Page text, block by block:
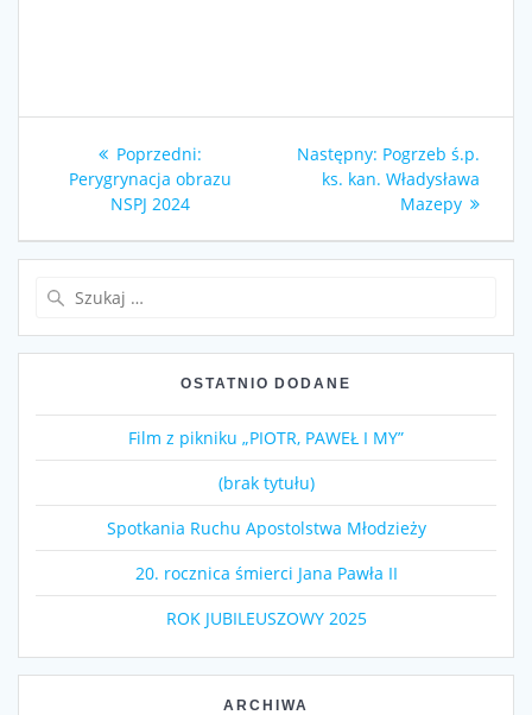
Nawigacja
wpisu
Poprzedni:
wpis:
Perygrynacja obrazu
NSPJ 2024
Następny: Następny
wpis:
Pogrzeb ś.p.
ks. kan. Władysława
Mazepy
OSTATNIO DODANE
Film z pikniku „PIOTR, PAWEŁ I MY”
(brak tytułu)
Spotkania Ruchu Apostolstwa Młodzieży
20. rocznica śmierci Jana Pawła II
ROK JUBILEUSZOWY 2025
ARCHIWA